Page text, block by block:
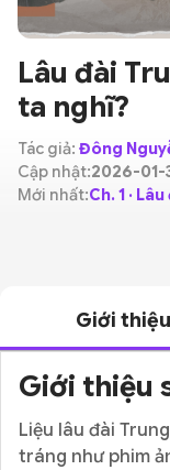
Lâu đài
ta nghĩ?
Tác giả: Đông
Cập nhật:2026-01-
Mới nhất:Ch. 1 ·
Giới thiệu
Giới thiệu
Liệu lâu đài
tráng như phim